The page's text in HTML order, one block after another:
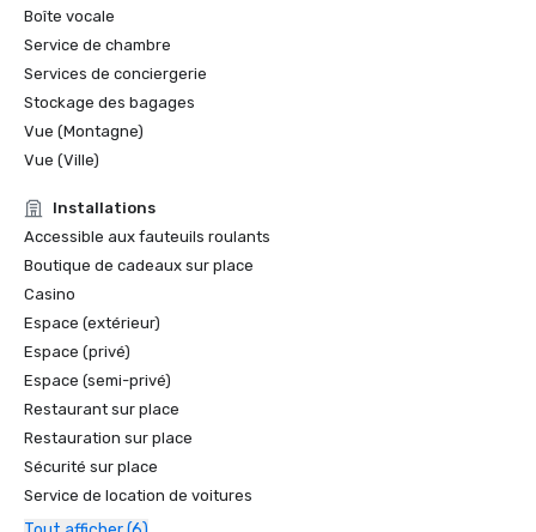
Boîte vocale
Service de chambre
Services de conciergerie
Stockage des bagages
Vue (Montagne)
Vue (Ville)
Installations
Accessible aux fauteuils roulants
Boutique de cadeaux sur place
Casino
Espace (extérieur)
Espace (privé)
Espace (semi-privé)
Restaurant sur place
Restauration sur place
Sécurité sur place
Service de location de voitures